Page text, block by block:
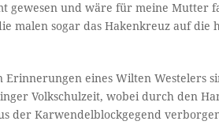
gewesen und wäre für meine Mutter
malen sogar das Hakenkreuz auf die
eines Wilten Westelers
Volkschulzeit, wobei durch den
der Karwendelblockgegend